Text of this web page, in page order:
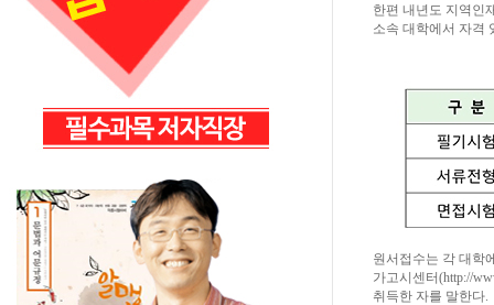
한편 내년도 지역인
소속 대학에서 자격
원서접수는 각 대학
가고시센터(http://
취득한 자를 말한다.